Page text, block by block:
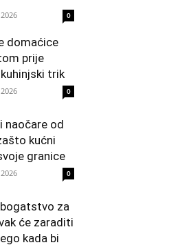
0
domaćice
prije
trik
0
naočare od
kućni
granice
0
za
će zaraditi
kada bi